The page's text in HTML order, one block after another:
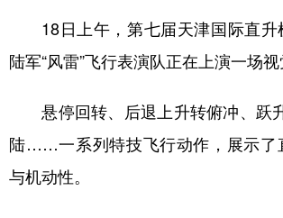
城市 旅游 能源
彩票 娱乐 时尚
文化产业
18日上午，第七届天津国际直升
陆军“风雷”飞行表演队正在上演一场视
悬停回转、后退上升转俯冲、跃升
陆……一系列特技飞行动作，展示了
与机动性。